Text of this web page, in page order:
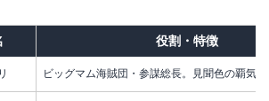
役割・特徴
ビッグマム海賊団・参謀総長。見聞色の覇気